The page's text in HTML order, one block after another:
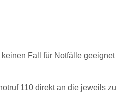
Fall für Notfälle
110 direkt an die